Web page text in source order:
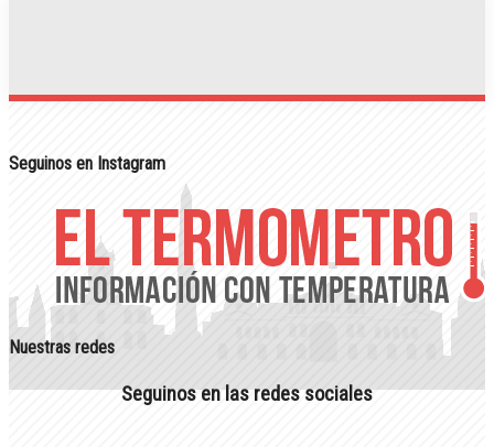
Seguinos en Instagram
Nuestras redes
Seguinos en las redes sociales